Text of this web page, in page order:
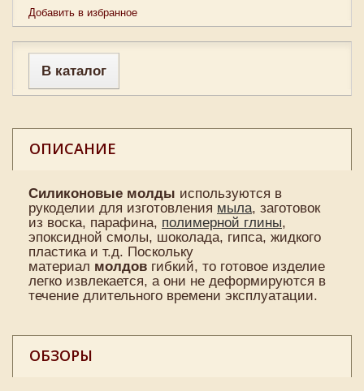
Добавить в избранное
В каталог
ОПИСАНИЕ
Силиконовые молды используются в
рукоделии для изготовления мыла, заготовок
из воска, парафина, полимерной глины,
эпоксидной смолы, шоколада, гипса, жидкого
пластика и т.д. Поскольку
материал молдов гибкий, то готовое изделие
легко извлекается, а они не деформируются в
течение длительного времени эксплуатации.
ОБЗОРЫ